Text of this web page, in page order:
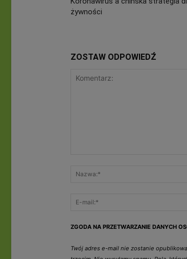
żywności
ZOSTAW ODPOWIEDŹ
ZGODA NA PRZETWARZANIE DANYCH
Twój adres e-mail nie zostanie